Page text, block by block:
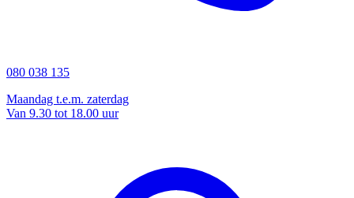
080 038 135
Maandag t.e.m. zaterdag
Van 9.30 tot 18.00 uur